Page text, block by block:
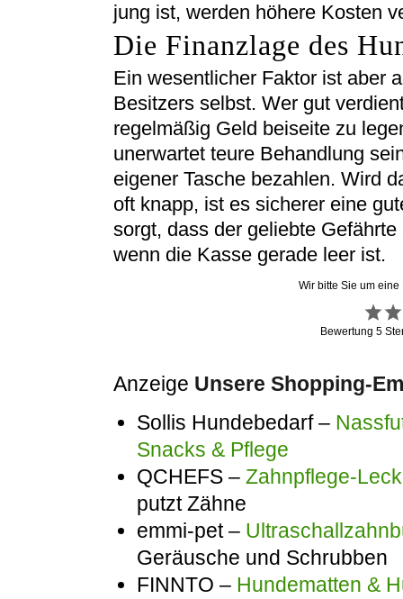
jung ist, werden höhere Kosten
Die Finanzlage des
Ein wesentlicher Faktor ist aber
Besitzers selbst. Wer gut
regelmäßig Geld beiseite zu
unerwartet teure Behandlung
eigener Tasche bezahlen. Wird
oft knapp, ist es sicherer eine
sorgt, dass der geliebte
wenn die Kasse gerade leer ist.
Wir bitte Sie um
Bewertung5
Anzeige Unsere Shopping-
Sollis Hundebedarf –
Snacks & Pflege
QCHEFS – Zahnpflege-
putzt Zähne
emmi-pet –
Geräusche und Schrubben
FINNTO – Hundematten &